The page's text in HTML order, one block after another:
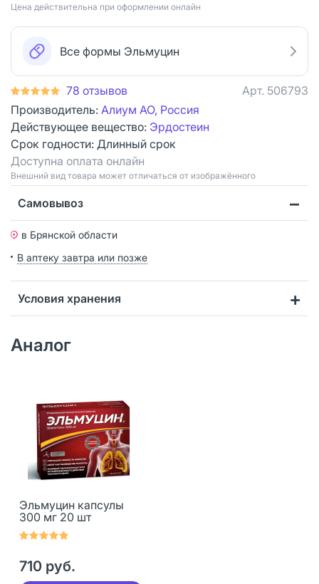
Цена действительна при оформлении онлайн
Все формы Эльмуцин
78 отзывов Арт. 506793
Производитель: Алиум АО, Россия
Действующее вещество: Эрдостеин
Срок годности: Длинный срок
Доступна оплата онлайн
Bнешний вид товара может отличаться от изображённого
Самовывоз
в Брянской области
В аптеку завтра или позже
Условия хранения
Аналог
Эльмуцин капсулы
300 мг 20 шт
710 руб.